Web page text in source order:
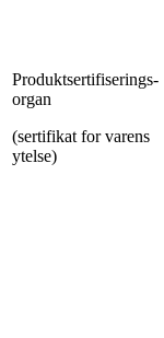
Produktsertifiserings-
organ
(sertifikat for varens
ytelse)